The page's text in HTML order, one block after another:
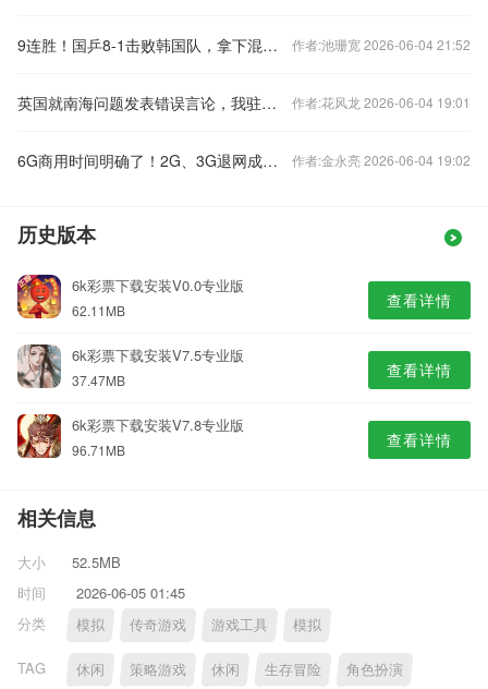
9连胜！国乒8-1击败韩国队，拿下混合团体世界杯冠军 作者:池珊宽 2026-06-04 21:52
英国就南海问题发表错误言论，我驻英使馆：提出严正交涉 作者:花风龙 2026-06-04 19:01
6G商用时间明确了！2G、3G退网成必然 老用户怎么办？ 作者:金永亮 2026-06-04 19:02
历史版本
6k彩票下载安装V0.0专业版
62.11MB 查看详情
6k彩票下载安装V7.5专业版
37.47MB 查看详情
6k彩票下载安装V7.8专业版
96.71MB 查看详情
相关信息
大小
52.5MB
时间
2026-06-05 01:45
分类
模拟 传奇游戏 游戏工具 模拟
TAG 休闲 策略游戏 休闲 生存冒险 角色扮演